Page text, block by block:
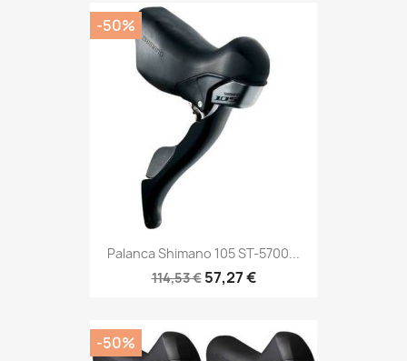
Palanca Shimano 105 ST-5700...
114,53 € 57,27 €
-50%
-50%